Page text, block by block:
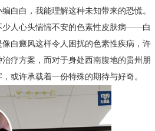
白白，我能理解这种未知带来的恐慌。
少人心头惴惴不安的色素性皮肤病——白
白癜风这样令人困扰的色素性疾病，许
疗方案，而对于身处西南腹地的贵州朋
或许承载着一份特殊的期待与好奇。